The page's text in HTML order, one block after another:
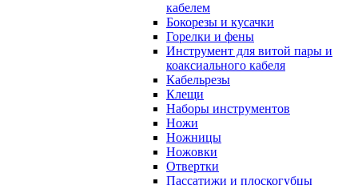
кабелем
Бокорезы и кусачки
Горелки и фены
Инструмент для витой пары и
коаксиального кабеля
Кабельрезы
Клещи
Наборы инструментов
Ножи
Ножницы
Ножовки
Отвертки
Пассатижи и плоскогубцы